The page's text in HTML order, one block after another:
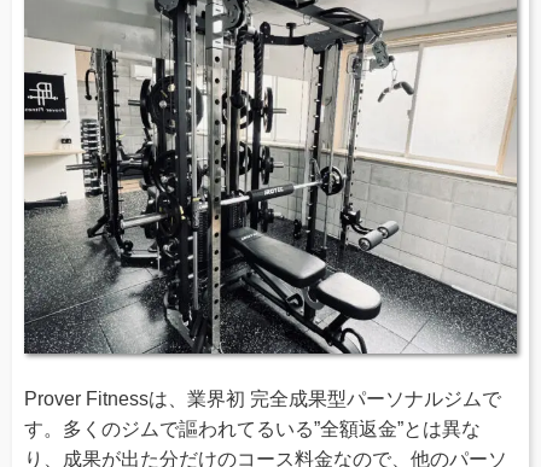
Prover Fitnessは、業界初 完全成果型パーソナルジムで
す。多くのジムで謳われてるいる”全額返金”とは異な
り、成果が出た分だけのコース料金なので、他のパーソ